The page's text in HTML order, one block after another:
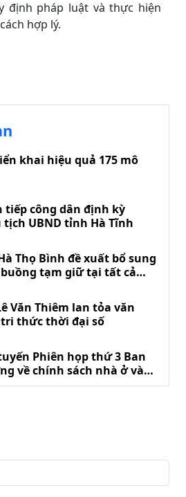
định pháp luật và thực hiện
hợp lý.
khai hiệu quả 175 mô
tiếp công dân định kỳ
tịch UBND tỉnh Hà Tĩnh
Thọ Bình đề xuất bổ sung
tạm giữ tại tất cả
Văn Thiêm lan tỏa văn
tri thức thời đại số
Phiên họp thứ 3 Ban
về chính sách nhà ở và
bất động sản